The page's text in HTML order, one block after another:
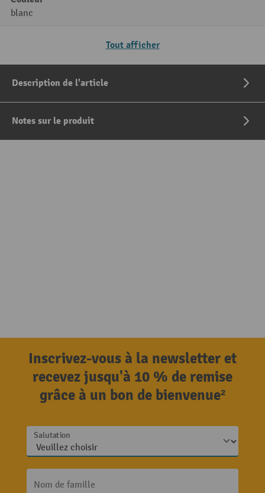
blanc
Tout afficher
Description de l'article
Notes sur le produit
Inscrivez-vous à la newsletter et
recevez jusqu'à 10 % de remise
grâce à un bon de bienvenue²
Salutation
Nom de famille